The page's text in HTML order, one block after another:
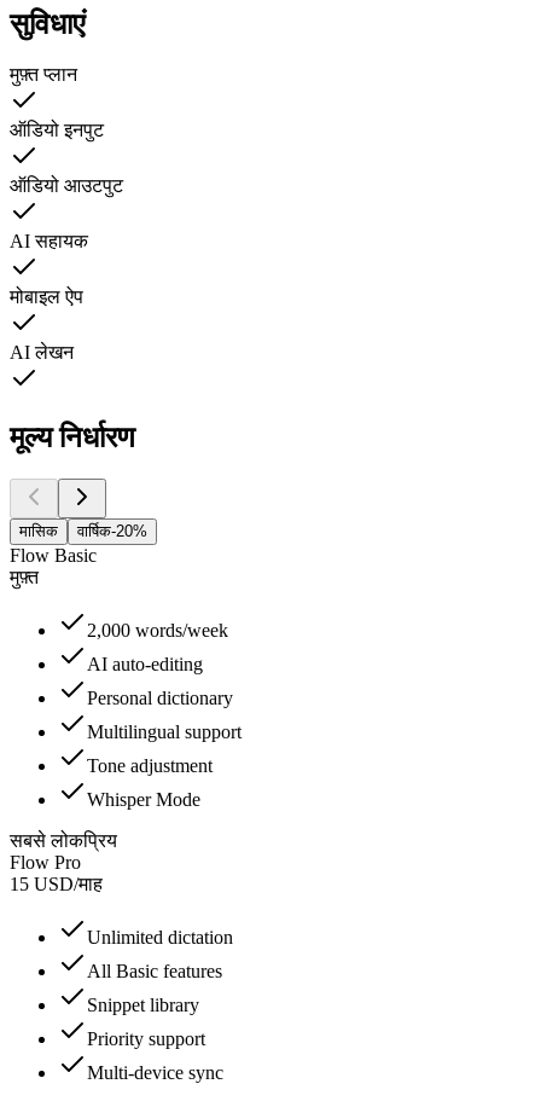
सुविधाएं
मुफ़्त प्लान
ऑडियो इनपुट
ऑडियो आउटपुट
AI सहायक
मोबाइल ऐप
AI लेखन
मूल्य निर्धारण
मासिक वार्षिक-20%
Flow Basic
मुफ़्त
2,000 words/week
AI auto-editing
Personal dictionary
Multilingual support
Tone adjustment
Whisper Mode
सबसे लोकप्रिय
Flow Pro
15 USD/माह
Unlimited dictation
All Basic features
Snippet library
Priority support
Multi-device sync